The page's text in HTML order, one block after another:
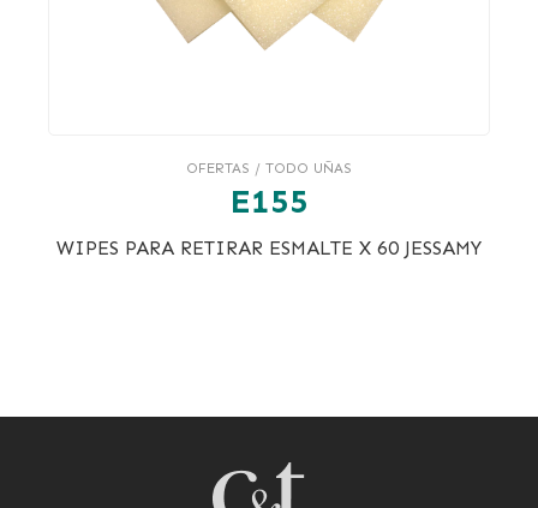
OFERTAS / TODO UÑAS
E155
WIPES PARA RETIRAR ESMALTE X 60 JESSAMY